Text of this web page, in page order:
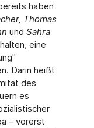
haben
Thomas
und Sahra
eine
Darin heißt
des
es
– vorerst